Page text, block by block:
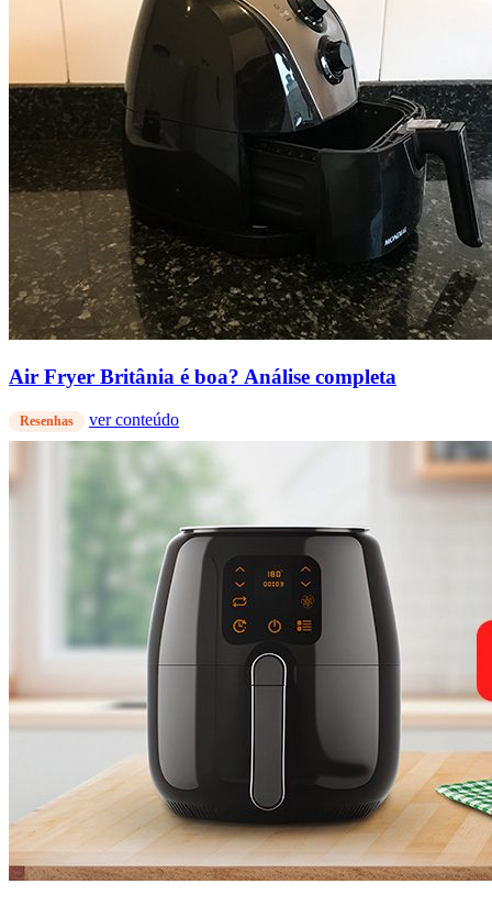
Air Fryer Britânia é boa? Análise completa
Resenhas ver conteúdo